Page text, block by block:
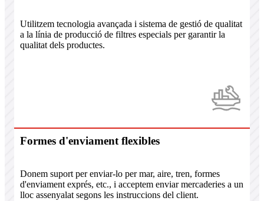
Utilitzem tecnologia avançada i sistema de gestió de qualitat
a la línia de producció de filtres especials per garantir la
qualitat dels productes.
Formes d'enviament flexibles
Donem suport per enviar-lo per mar, aire, tren, formes
d'enviament exprés, etc., i acceptem enviar mercaderies a un
lloc assenyalat segons les instruccions del client.